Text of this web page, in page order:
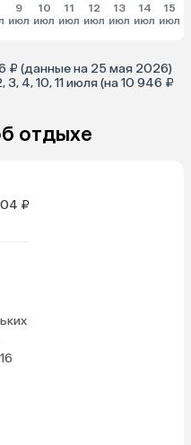
9
июл
10
июл
11
июл
12
июл
13
июл
14
июл
15
июл
₽ (данные на 25 мая 2026)
4, 10, 11 июля (на 10 946 ₽
отдыхе
₽